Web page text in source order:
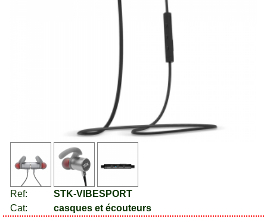
Ref:
STK-VIBESPORT
Cat:
casques et écouteurs